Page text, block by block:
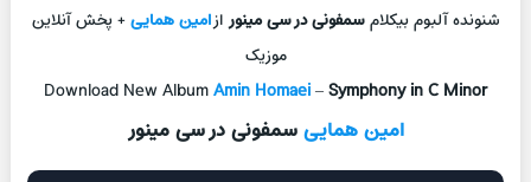
شنونده آلبوم بیکلامسمفونی در سی مینورازامین همایی+ پخش آنلاین
موزیک
Download New AlbumAmin Homaei–Symphony in C Minor
امین هماییسمفونی در سی مینور